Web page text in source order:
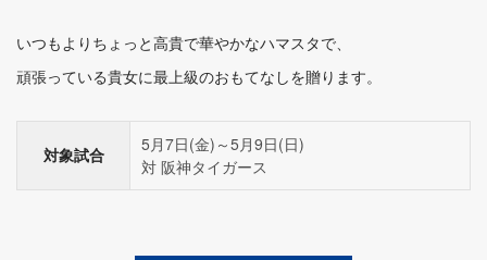
いつもよりちょっと高貴で華やかなハマスタで、
頑張っている貴女に最上級のおもてなしを贈ります。
対象試合
5月7日(金)～5月9日(日)
対 阪神タイガース